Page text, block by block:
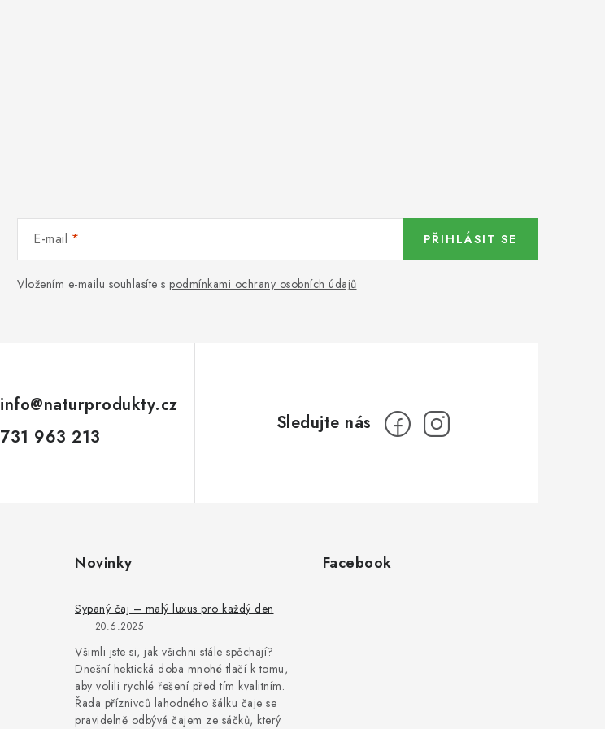
E-mail
Vložením e-mailu souhlasíte s podmínkami ochrany osobních údajů
PŘIHLÁSIT SE
info@naturprodukty.cz
731 963 213
Novinky
Sypaný čaj – malý luxus pro každý den
20.6.2025
Všimli jste si, jak všichni stále spěchají?
Dnešní hektická doba mnohé tlačí k tomu,
aby volili rychlé řešení před tím kvalitním.
Řada příznivců lahodného šálku čaje se
pravidelně odbývá čajem ze sáčků, který
Facebook